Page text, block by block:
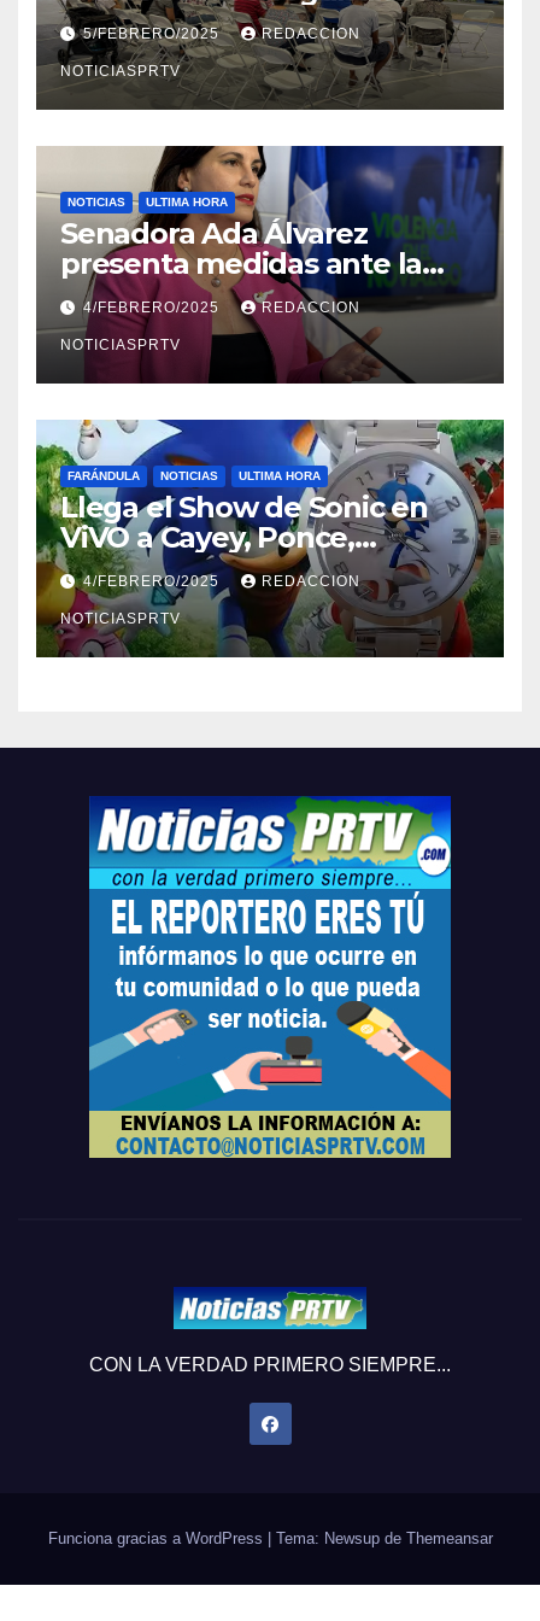
Reparto Metropolitano
5/FEBRERO/2025 REDACCION
NOTICIASPRTV
NOTICIAS ULTIMA HORA
Senadora Ada Álvarez
presenta medidas ante la
violencia en el noviazgo
4/FEBRERO/2025 REDACCION
NOTICIASPRTV
FARÁNDULA NOTICIAS ULTIMA HORA
Llega el Show de Sonic en
ViVO a Cayey, Ponce,
Barceloneta y Humacao,
Relojes gratis para el que
compre ahora….
4/FEBRERO/2025 REDACCION
NOTICIASPRTV
CON LA VERDAD PRIMERO SIEMPRE...
Funciona gracias a WordPress Tema: Newsup de Themeansar